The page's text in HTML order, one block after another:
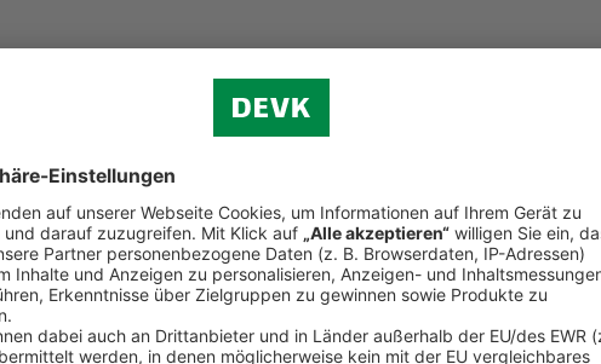
Pandemie-Effekte.